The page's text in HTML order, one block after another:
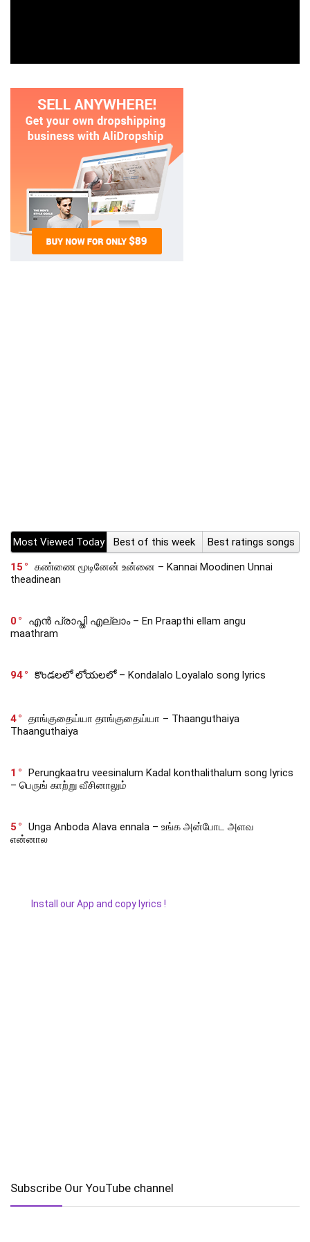
Most Viewed Today Best of this week
Best ratings songs
15
கண்ணை மூடினேன் உன்னை – Kannai Moodinen Unnai
theadinean
0
എൻ പ്രാപ്തി എല്ലാം – En Praapthi ellam angu
maathram
94 కొండలలో లోయలలో – Kondalalo Loyalalo song lyrics
4
தாங்குதைய்யா தாங்குதைய்யா – Thaanguthaiya
Thaanguthaiya
1
Perungkaatru veesinalum Kadal konthalithalum song lyrics
– பெருங் காற்று வீசினாலும்
5
Unga Anboda Alava ennala – உங்க அன்போட அளவ
என்னால
Install our App and copy lyrics !
Subscribe Our YouTube channel